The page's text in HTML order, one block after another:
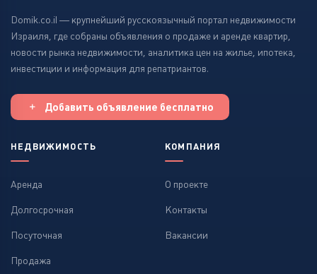
Domik.co.il — крупнейший русскоязычный портал недвижимости
Израиля, где собраны объявления о продаже и аренде квартир,
новости рынка недвижимости, аналитика цен на жилье, ипотека,
инвестиции и информация для репатриантов.
Добавить объявление бесплатно
НЕДВИЖИМОСТЬ
Аренда
Долгосрочная
Посуточная
Продажа
КОМПАНИЯ
О проекте
Контакты
Вакансии